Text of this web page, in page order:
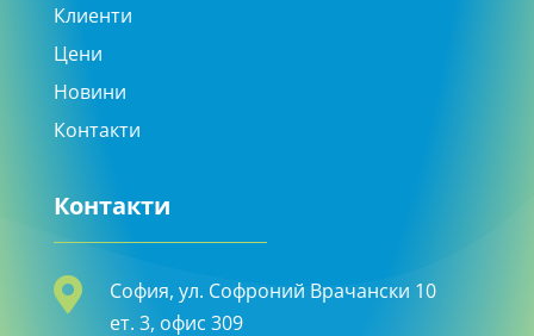
Клиенти
Цени
Новини
Контакти
Контакти

София, ул. Софроний Врачански 10
ет. 3, офис 309